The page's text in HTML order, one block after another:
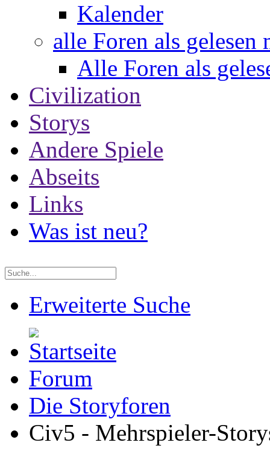
Kalender
alle Foren als gelesen
Alle Foren als
Civilization
Storys
Andere Spiele
Abseits
Links
Was ist neu?
Erweiterte Suche
Forum
Die Storyforen
Civ5 - Mehrspieler-